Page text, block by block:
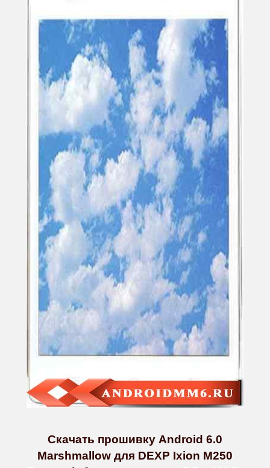
Скачать прошивку Android 6.0
Marshmallow для DEXP Ixion M250